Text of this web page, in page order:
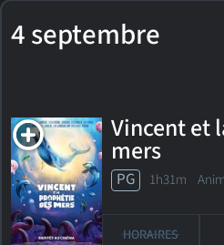
4 septembre
Vincent et
mers
PG 1h31m
HORAIRES